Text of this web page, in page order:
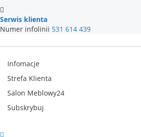
Serwis klienta
Numer infolinii 531 614 439
Infomacje
Strefa Klienta
Salon Meblowy24
Subskrybuj